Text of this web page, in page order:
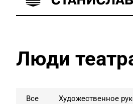
Люди
Все Художественное